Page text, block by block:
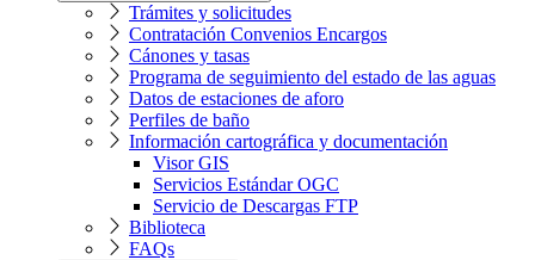
Trámites y solicitudes
Contratación Convenios Encargos
Cánones y tasas
Programa de seguimiento del estado de las aguas
Datos de estaciones de aforo
Perfiles de baño
Información cartográfica y documentación
Visor GIS
Servicios Estándar OGC
Servicio de Descargas FTP
Biblioteca
FAQs